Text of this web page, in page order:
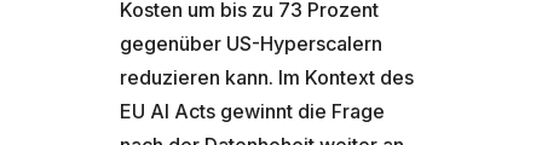
Kosten um bis zu 73 Prozent
gegenüber US-Hyperscalern
reduzieren kann. Im Kontext des
EU AI Acts gewinnt die Frage